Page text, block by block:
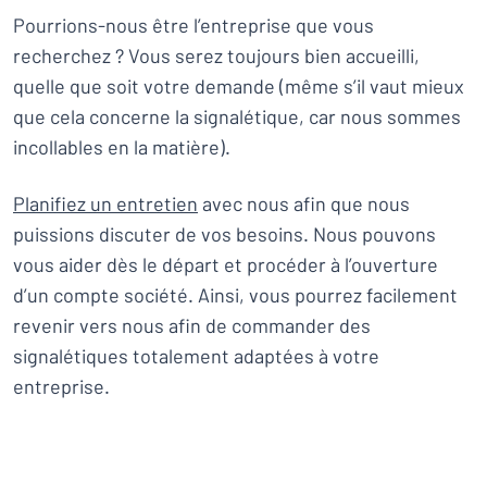
Pourrions-nous être l’entreprise que vous
recherchez ? Vous serez toujours bien accueilli,
quelle que soit votre demande (même s’il vaut mieux
que cela concerne la signalétique, car nous sommes
incollables en la matière).
Planifiez un entretien avec nous afin que nous
puissions discuter de vos besoins. Nous pouvons
vous aider dès le départ et procéder à l’ouverture
d’un compte société. Ainsi, vous pourrez facilement
revenir vers nous afin de commander des
signalétiques totalement adaptées à votre
entreprise.